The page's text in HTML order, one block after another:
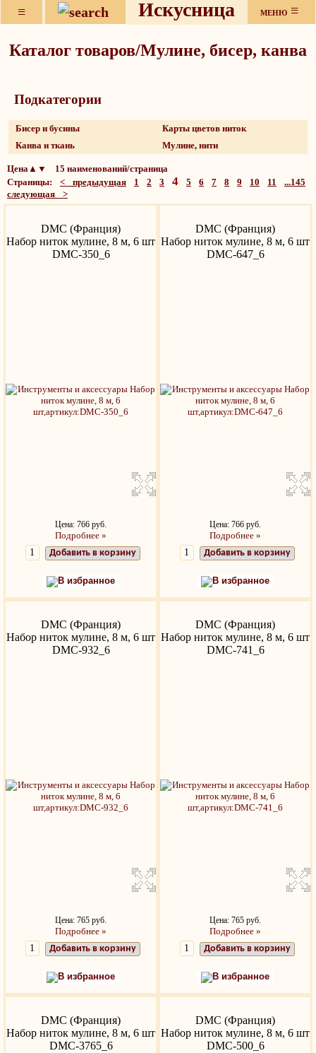
≡ Искусница МЕНЮ ≡
Каталог товаров/Мулине, бисер, канва
Подкатeгории
Бисер и бусины
Канва и ткань
Карты цветов ниток
Мулине, нити
Цена▲▼ 15 наименований/страница
Страницы: < предыдущая 1 2 3 4 5 6 7 8 9 10 11
...145
следующая >
DMC (Франция)
Набор ниток мулине, 8 м, 6 шт
DMC-350_6
Цена: 766 руб.
Подробнее »
Добавить в корзину
В избранное
DMC (Франция)
Набор ниток мулине, 8 м, 6 шт
DMC-647_6
Цена: 766 руб.
Подробнее »
Добавить в корзину
В избранное
DMC (Франция)
Набор ниток мулине, 8 м, 6 шт
DMC-932_6
Цена: 765 руб.
Подробнее »
Добавить в корзину
В избранное
DMC (Франция)
Набор ниток мулине, 8 м, 6 шт
DMC-741_6
Цена: 765 руб.
Подробнее »
Добавить в корзину
В избранное
DMC (Франция)
Набор ниток мулине, 8 м, 6 шт
DMC-3765_6
DMC (Франция)
Набор ниток мулине, 8 м, 6 шт
DMC-500_6